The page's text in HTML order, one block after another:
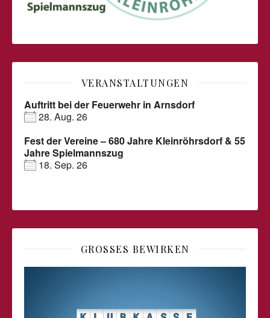
VERANSTALTUNGEN
Auftritt bei der Feuerwehr in Arnsdorf
28. Aug. 26
Fest der Vereine – 680 Jahre Kleinröhrsdorf & 55
Jahre Spielmannszug
18. Sep. 26
GROSSES BEWIRKEN